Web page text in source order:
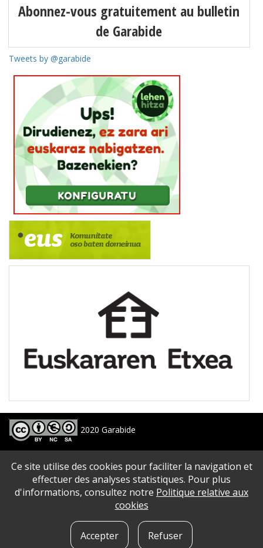
Abonnez-vous gratuitement au bulletin
de Garabide
Tweets by @garabide
2020 Garabide
Larrin Plaza 1, 20550 Aretxabaleta, Gipuzkoa
688 63 24 33 / 943 250 397
garabide[arroba]garabide[puntu]eus
PLAN DU SITE | ACCESSIBILITé | AVERTISSEMENT | POLITIQUE DE CONFIDENTIALITé |
Ce site utilise des cookies pour faciliter la navigation et
effectuer des analyses statistiques. Pour plus
d'informations, consultez notre Politique relative aux
cookies
Accepter Refuser